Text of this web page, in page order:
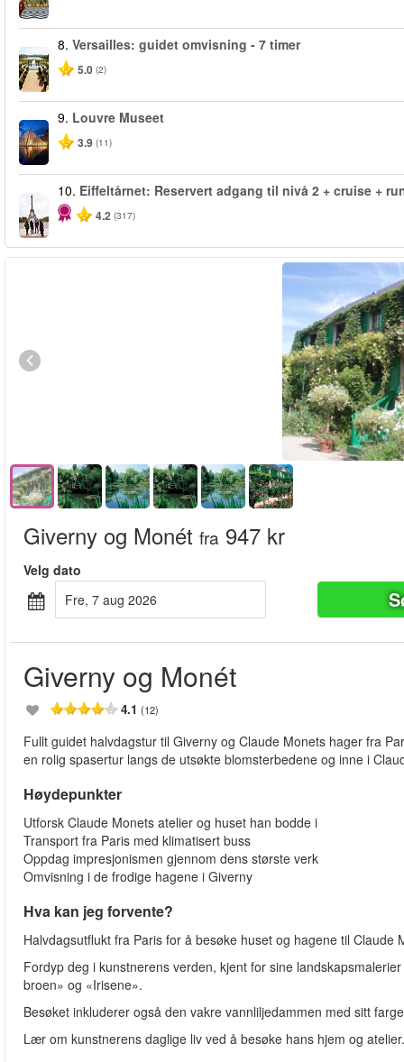
8. Versailles: guidet omvisning - 7 timer
5.0 (2)
9. Louvre Museet
3.9 (11)
10. Eiffeltårnet: Reservert adgang til nivå 2 + cruise +
4.2 (317)
Giverny og Monét fra 947 kr
Velg dato
fre, 7 aug 2026
Giverny og Monét
4.1 (12)
Fullt guidet halvdagstur til Giverny og Claude Monets hager fra
en rolig spasertur langs de utsøkte blomsterbedene og inne i
Høydepunkter
Utforsk Claude Monets atelier og huset han bodde i
Transport fra Paris med klimatisert buss
Oppdag impresjonismen gjennom dens største verk
Omvisning i de frodige hagene i Giverny
Hva kan jeg forvente?
Halvdagsutflukt fra Paris for å besøke huset og hagene til
Fordyp deg i kunstnerens verden, kjent for sine
broen» og «Irisene».
Besøket inkluderer også den vakre vannliljedammen med sitt
Lær om kunstnerens daglige liv ved å besøke hans hjem og atelier.